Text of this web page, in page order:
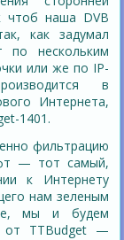
чтоб наша DVB
как задумал
по нескольким
или же по IP-
в
Интернета,
1401.
фильтрацию
— тот самый,
к Интернету
нам зеленым
мы и будем
от TTBudget —